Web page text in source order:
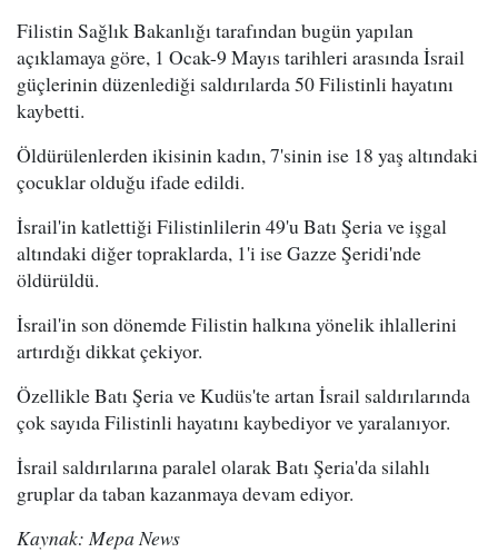
Filistin Sağlık Bakanlığı tarafından bugün yapılan
açıklamaya göre, 1 Ocak-9 Mayıs tarihleri arasında İsrail
güçlerinin düzenlediği saldırılarda 50 Filistinli hayatını
kaybetti.
Öldürülenlerden ikisinin kadın, 7'sinin ise 18 yaş altındaki
çocuklar olduğu ifade edildi.
İsrail'in katlettiği Filistinlilerin 49'u Batı Şeria ve işgal
altındaki diğer topraklarda, 1'i ise Gazze Şeridi'nde
öldürüldü.
İsrail'in son dönemde Filistin halkına yönelik ihlallerini
artırdığı dikkat çekiyor.
Özellikle Batı Şeria ve Kudüs'te artan İsrail saldırılarında
çok sayıda Filistinli hayatını kaybediyor ve yaralanıyor.
İsrail saldırılarına paralel olarak Batı Şeria'da silahlı
gruplar da taban kazanmaya devam ediyor.
Kaynak: Mepa News